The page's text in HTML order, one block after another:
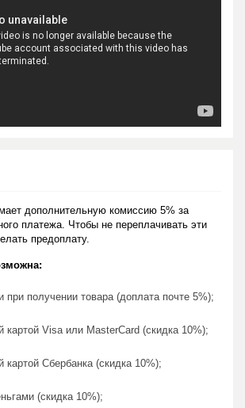
дополнительную комиссию 5% за
платежа. Чтобы не переплачивать эти
предоплату.
при получении товара (доплата почте 5%);
картой Visa или MasterCard (скидка 10%);
картой Сбербанка (скидка 10%);
(скидка 10%);